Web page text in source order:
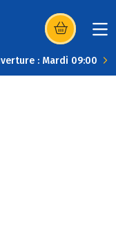
(s’ouvre dans
: Mardi 09:00